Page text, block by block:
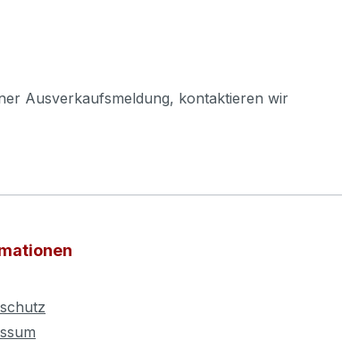
Ausverkaufsmeldung, kontaktieren wir